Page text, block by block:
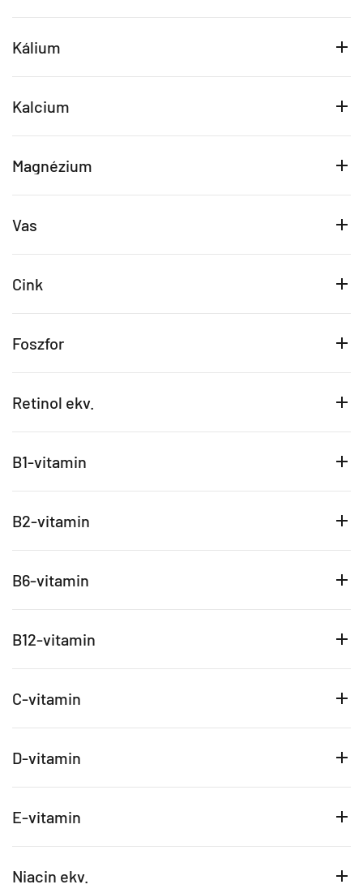
Kálium
Kalcium
Magnézium
Vas
Cink
Foszfor
Retinol ekv.
B1-vitamin
B2-vitamin
B6-vitamin
B12-vitamin
C-vitamin
D-vitamin
E-vitamin
Niacin ekv.